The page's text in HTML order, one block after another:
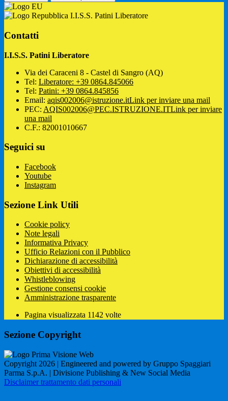
I.I.S.S. Patini Liberatore
Contatti
I.I.S.S. Patini Liberatore
Via dei Caraceni 8 - Castel di Sangro (AQ)
Tel: Liberatore: +39 0864.845066
Tel: Patini: +39 0864.845856
Email: aqis002006@istruzione.itLink per inviare una mail
PEC: AQIS002006@PEC.ISTRUZIONE.ITLink per inviare
una mail
C.F.: 82001010667
Seguici su
Facebook
Youtube
Instagram
Sezione Link Utili
Cookie policy
Note legali
Informativa Privacy
Ufficio Relazioni con il Pubblico
Dichiarazione di accessibilità
Obiettivi di accessibilità
Whistleblowing
Gestione consensi cookie
Amministrazione trasparente
Pagina visualizzata 1142 volte
Sezione Copyright
Copyright 2026 | Engineered and powered by Gruppo Spaggiari
Parma S.p.A. | Divisione Publishing & New Social Media
Disclaimer trattamento dati personali